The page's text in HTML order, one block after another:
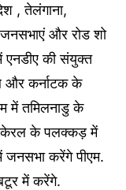
, तेलंगाना,
और रोड शो
की संयुक्त
और कर्नाटक के
में तमिलनाडु के
केरल के पलक्कड़ में
करेंगे पीएम.
में करेंगे.